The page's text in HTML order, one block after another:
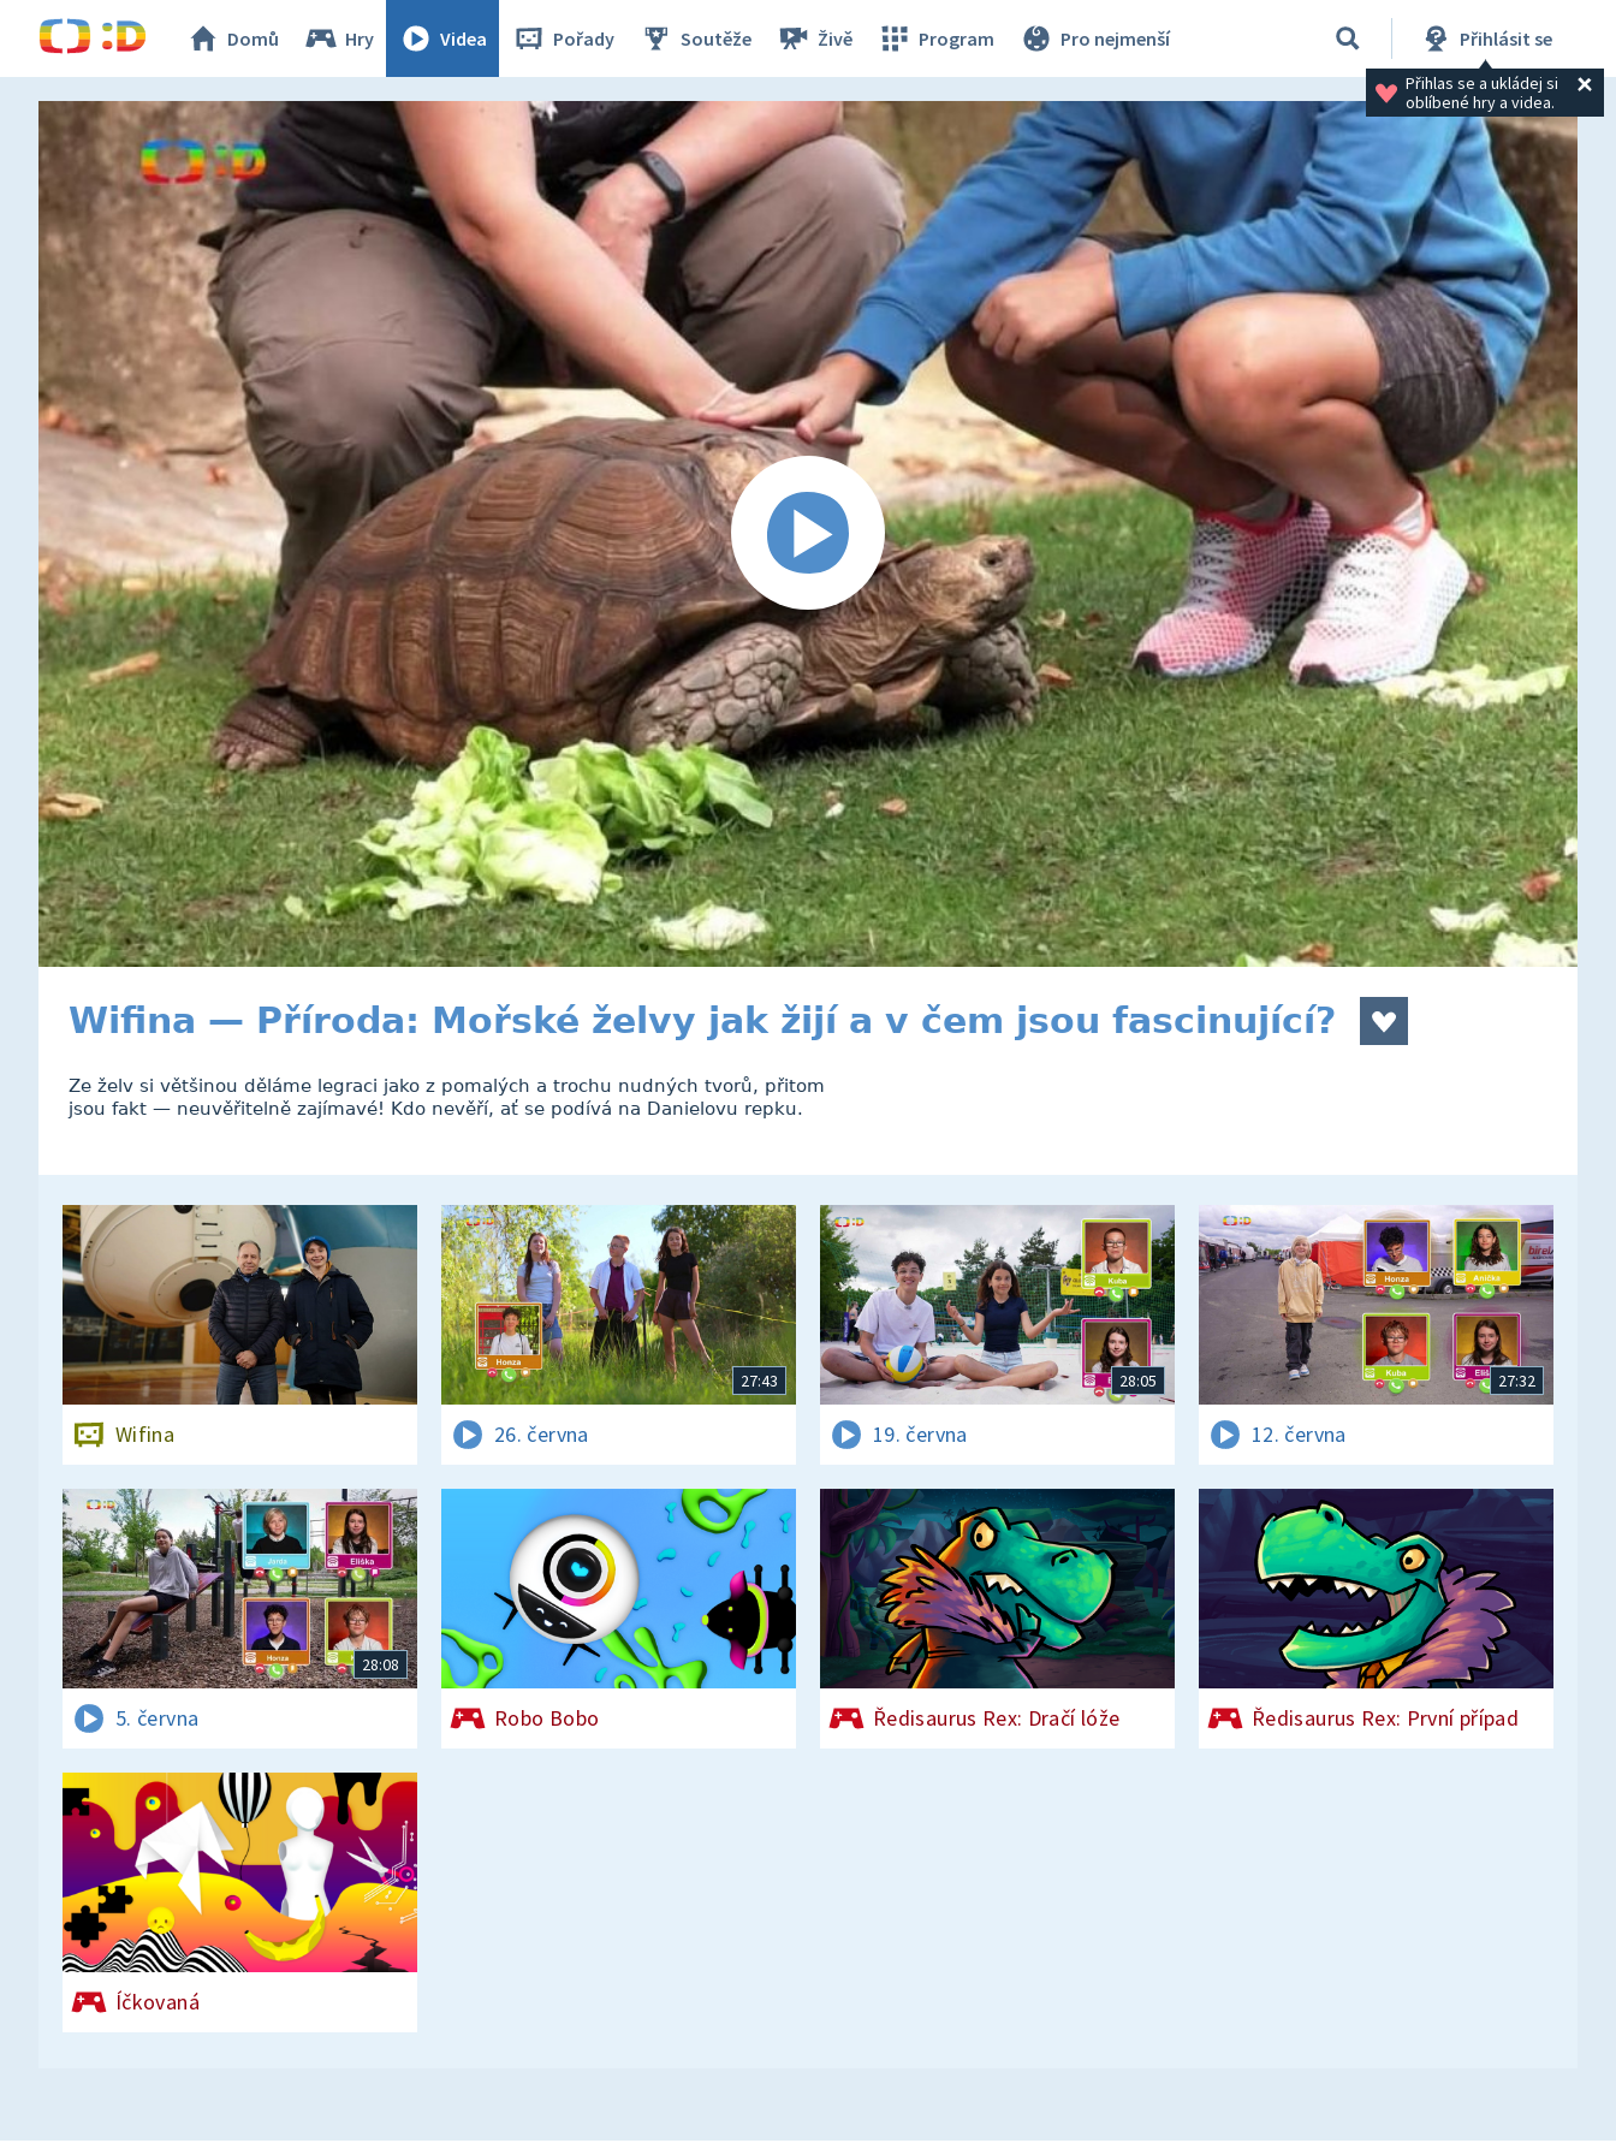
Domů Hry Videa Pořady Soutěže Živě Program Pro nejmenší Přihlásit se
Přihlas se a ukládej si
oblíbené hry a videa.
Wifina — Příroda: Mořské želvy jak žijí a v čem jsou fascinující?
Ze želv si většinou děláme legraci jako z pomalých a trochu nudných tvorů, přitom
jsou fakt — neuvěřitelně zajímavé! Kdo nevěří, ať se podívá na Danielovu repku.
Wifina
27:43
26. června
28:05
19. června
27:32
12. června
28:08
5. června Robo Bobo Ředisaurus Rex: Dračí lóže Ředisaurus Rex: První případ
Íčkovaná